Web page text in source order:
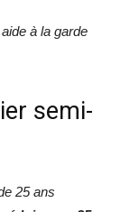
à la garde
semi-
25 ans